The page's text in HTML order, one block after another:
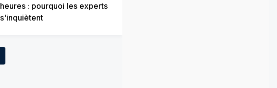
heures : pourquoi les experts
s'inquiètent